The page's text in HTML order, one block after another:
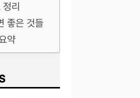
정리
좋은 것들
약